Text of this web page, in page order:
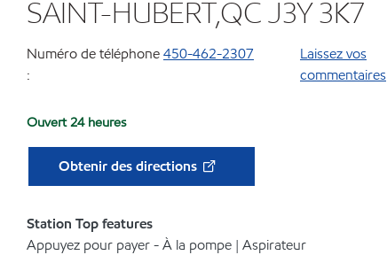
SAINT-HUBERT,QC J3Y 3K7
Numéro de téléphone
:
450-462-2307
Laissez vos
commentaires
Ouvert 24 heures
Obtenir des directions
Station Top features
Appuyez pour payer - À la pompe | Aspirateur